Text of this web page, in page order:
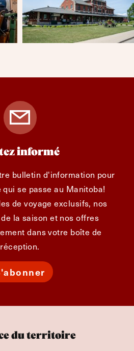
informé
bulletin d'information pour
se passe au Manitoba!
de voyage exclusifs, nos
la saison et nos offres
dans votre boîte de
réception.
du territoire